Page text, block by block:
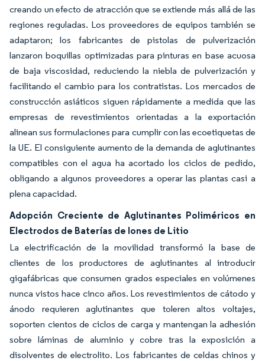
creando un efecto de atracción que se extiende más allá de las
regiones reguladas. Los proveedores de equipos también se
adaptaron; los fabricantes de pistolas de pulverización
lanzaron boquillas optimizadas para pinturas en base acuosa
de baja viscosidad, reduciendo la niebla de pulverización y
facilitando el cambio para los contratistas. Los mercados de
construcción asiáticos siguen rápidamente a medida que las
empresas de revestimientos orientadas a la exportación
alinean sus formulaciones para cumplir con las ecoetiquetas de
la UE. El consiguiente aumento de la demanda de aglutinantes
compatibles con el agua ha acortado los ciclos de pedido,
obligando a algunos proveedores a operar las plantas casi a
plena capacidad.
Adopción Creciente de Aglutinantes Poliméricos en
Electrodos de Baterías de Iones de Litio
La electrificación de la movilidad transformó la base de
clientes de los productores de aglutinantes al introducir
gigafábricas que consumen grados especiales en volúmenes
nunca vistos hace cinco años. Los revestimientos de cátodo y
ánodo requieren aglutinantes que toleren altos voltajes,
soporten cientos de ciclos de carga y mantengan la adhesión
sobre láminas de aluminio y cobre tras la exposición a
disolventes de electrolito. Los fabricantes de celdas chinos y